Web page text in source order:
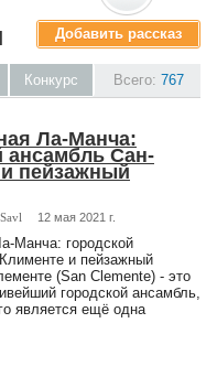
Добавить рассказ
Всего: 767
Конкурс
Ла-Манча:
ансамбль Сан-
пейзажный
Savl 12 мая 2021 г.
Манча: городской
и пейзажный
(San Clemente) - это
городской ансамбль,
является ещё одна